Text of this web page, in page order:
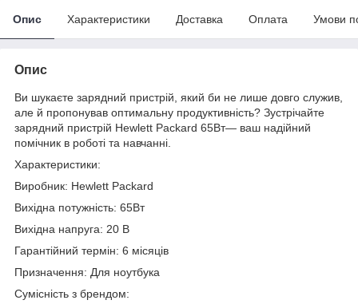
Опис Характеристики Доставка Оплата Умови
Опис
Ви шукаєте зарядний пристрій, який би не лише довго служив,
але й пропонував оптимальну продуктивність? Зустрічайте
зарядний пристрій Hewlett Packard 65Вт— ваш надійний
помічник в роботі та навчанні.
Характеристики:
Виробник: Hewlett Packard
Вихідна потужність: 65Вт
Вихідна напруга: 20 В
Гарантійний термін: 6 місяців
Призначення: Для ноутбука
Сумісність з брендом: